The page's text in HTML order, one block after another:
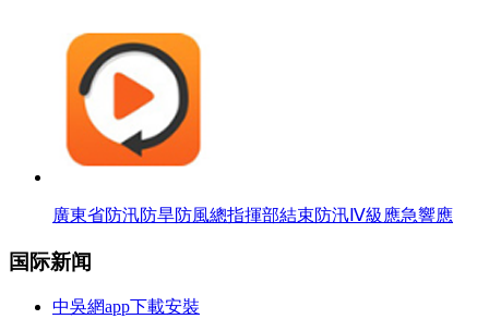
廣東省防汛防旱防風總指揮部結束防汛Ⅳ級應急響應
国际新闻
中吳網app下載安裝